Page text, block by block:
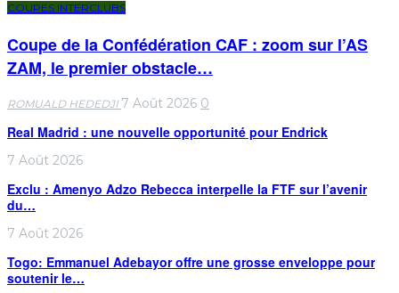
COUPES INTERCLUBS
Coupe de la Confédération CAF : zoom sur l’AS
ZAM, le premier obstacle…
ROMUALD HEDEDJI 7 Août 2026 0
Real Madrid : une nouvelle opportunité pour Endrick
7 Août 2026
Exclu : Amenyo Adzo Rebecca interpelle la FTF sur l’avenir
du…
7 Août 2026
Togo: Emmanuel Adebayor offre une grosse enveloppe pour
soutenir le…